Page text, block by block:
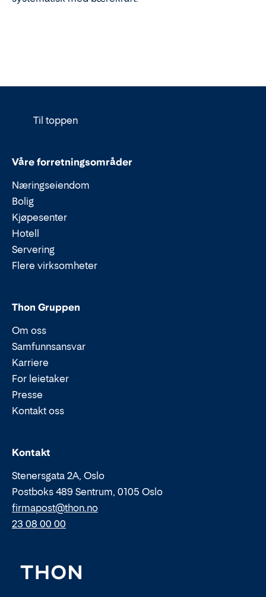
Til toppen
Våre forretningsområder
Næringseiendom
Bolig
Kjøpesenter
Hotell
Servering
Flere virksomheter
Thon Gruppen
Om oss
Samfunnsansvar
Karriere
For leietaker
Presse
Kontakt oss
Kontakt
Stenersgata 2A, Oslo
Postboks 489 Sentrum, 0105 Oslo
Epost:
firmapost@thon.no
Telefon:
23 08 00 00